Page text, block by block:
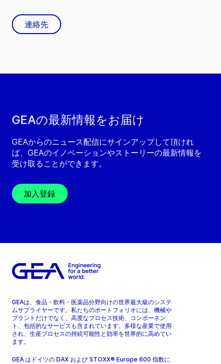
GEAの最新情報をお届け
GEAからのニュース配信にサインアップして頂けれ
ば、GEAのイノベーションやストーリーの最新情報を
受け取ることができます。
加入登録
連絡先
GEAは、食品・飲料・医薬品分野向けの世界最大級のシステ
ムサプライヤーです。私たちのポートフォリオには、機械や
プラントだけでなく、高度なプロセス技術、コンポーネン
ト、包括的なサービスも含まれています。多様な産業で使用
され、生産プロセスの持続可能性と効率を世界的に高めてい
ます。
GEA はドイツの DAX および STOXX® Europe 600 指数に